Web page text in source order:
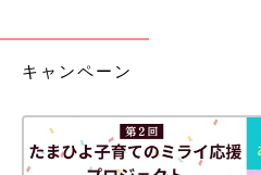
親の会の代表、
た。
子どものちょっとした行動が気に
まうようです。子どもにおおらか
のストレスを解消するための時間
キャンペーン